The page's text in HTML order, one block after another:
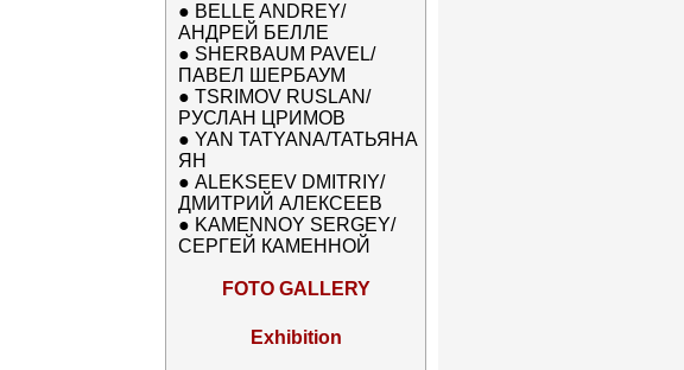
● BELLE ANDREY/
АНДРЕЙ БЕЛЛЕ
● SHERBAUM PAVEL/
ПАВЕЛ ШЕРБАУМ
● TSRIMOV RUSLAN/
РУСЛАН ЦРИМОВ
● YAN TATYANA/ТАТЬЯНА
ЯН
● ALEKSEEV DMITRIY/
ДМИТРИЙ АЛЕКСЕЕВ
● KAMENNOY SERGEY/
СЕРГЕЙ КАМЕННОЙ
FOTO GALLERY
Exhibition